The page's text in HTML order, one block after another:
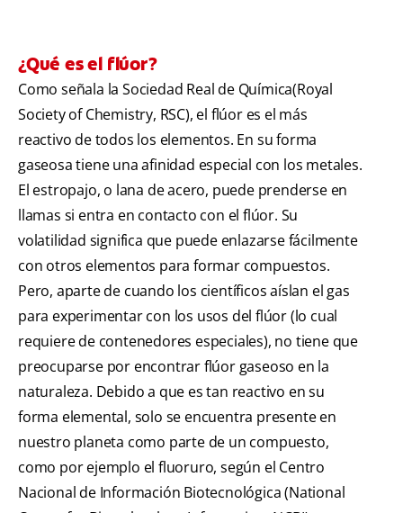
¿Qué es el flúor?
Como señala la Sociedad Real de Química(Royal
Society of Chemistry, RSC), el flúor es el más
reactivo de todos los elementos. En su forma
gaseosa tiene una afinidad especial con los metales.
El estropajo, o lana de acero, puede prenderse en
llamas si entra en contacto con el flúor. Su
volatilidad significa que puede enlazarse fácilmente
con otros elementos para formar compuestos.
Pero, aparte de cuando los científicos aíslan el gas
para experimentar con los usos del flúor (lo cual
requiere de contenedores especiales), no tiene que
preocuparse por encontrar flúor gaseoso en la
naturaleza. Debido a que es tan reactivo en su
forma elemental, solo se encuentra presente en
nuestro planeta como parte de un compuesto,
como por ejemplo el fluoruro, según el Centro
Nacional de Información Biotecnológica (National